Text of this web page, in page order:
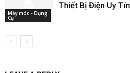
Máy móc - Dụng
Cụ
Thiết Bị Điện Uy Tín